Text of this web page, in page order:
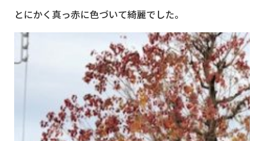
とにかく真っ赤に色づいて綺麗でした。